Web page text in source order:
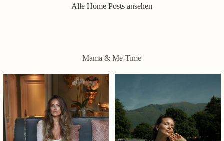
Alle Home Posts ansehen
Mama & Me-Time